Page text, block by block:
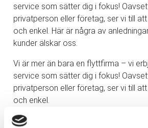
service som sätter dig i fokus!
privatperson eller företag, ser vi till
och enkel. Här är några av
kunder älskar oss.
Vi är mer än bara en flyttfirma – vi
service som sätter dig i fokus!
privatperson eller företag, ser vi till
och enkel.
Här är några av anledningarna till att